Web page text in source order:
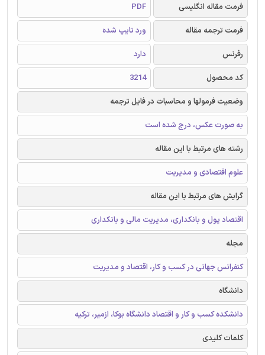
فرمت مقاله انگلیسی
PDF
فرمت ترجمه مقاله
ورد تایپ شده
رفرنس
دارد
کد محصول
3214
وضعیت فرمولها و محاسبات در فایل ترجمه
به صورت عکس، درج شده است
رشته های مرتبط با این مقاله
علوم اقتصادی و مدیریت
گرایش های مرتبط با این مقاله
اقتصاد پول و بانکداری، مدیریت مالی و بانکداری
مجله
کنفرانس جهانی در کسب و کار، اقتصاد و مدیریت
دانشگاه
دانشکده کسب و کار و اقتصاد دانشگاه بوکا، ازمیر، ترکیه
کلمات کلیدی